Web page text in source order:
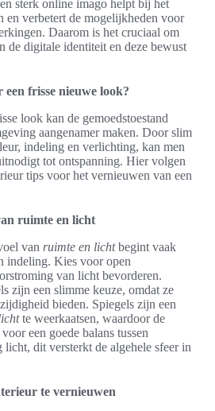
sterk online imago helpt bij het
en verbetert de mogelijkheden voor
Daarom is het cruciaal om
de digitale identiteit en deze bewust
frisse nieuwe look?
look kan de gemoedstoestand
aangenamer maken. Door slim
indeling en verlichting, kan men
tot ontspanning. Hier volgen
tips voor het vernieuwen van een
ruimte en licht
van ruimte en lichtbegint vaak
indeling. Kies voor open
van licht bevorderen.
zijn een slimme keuze, omdat ze
bieden. Spiegels zijn een
te weerkaatsen, waardoor de
een goede balans tussen
dit versterkt de algehele sfeer in
te vernieuwen